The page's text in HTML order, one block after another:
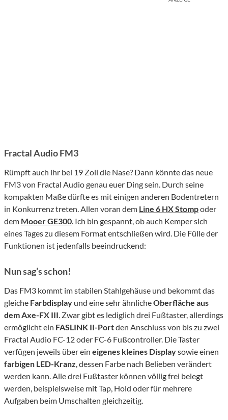
Fractal Audio FM3
Rümpft auch ihr bei 19 Zoll die Nase? Dann könnte das neue
FM3 von Fractal Audio genau euer Ding sein. Durch seine
kompakten Maße dürfte es mit einigen anderen Bodentretern
in Konkurrenz treten. Allen voran dem Line 6 HX Stompoder
dem Mooer GE300. Ich bin gespannt, ob auch Kemper sich
eines Tages zu diesem Format entschließen wird. Die Fülle der
Funktionen ist jedenfalls beeindruckend:
Nun sag’s schon!
Das FM3 kommt im stabilen Stahlgehäuse und bekommt das
gleiche Farbdisplay und eine sehr ähnlicheOberfläche aus
dem Axe-FX III. Zwar gibt es lediglich drei Fußtaster, allerdings
ermöglicht ein FASLINK II-Portden Anschluss von bis zu zwei
Fractal Audio FC-12 oder FC-6 Fußcontroller. Die Taster
verfügen jeweils über ein eigenes kleines Displaysowie einen
farbigen LED-Kranz, dessen Farbe nach Belieben verändert
werden kann. Alle drei Fußtaster können völlig frei belegt
werden, beispielsweise mit Tap, Hold oder für mehrere
Aufgaben beim Umschalten gleichzeitig.